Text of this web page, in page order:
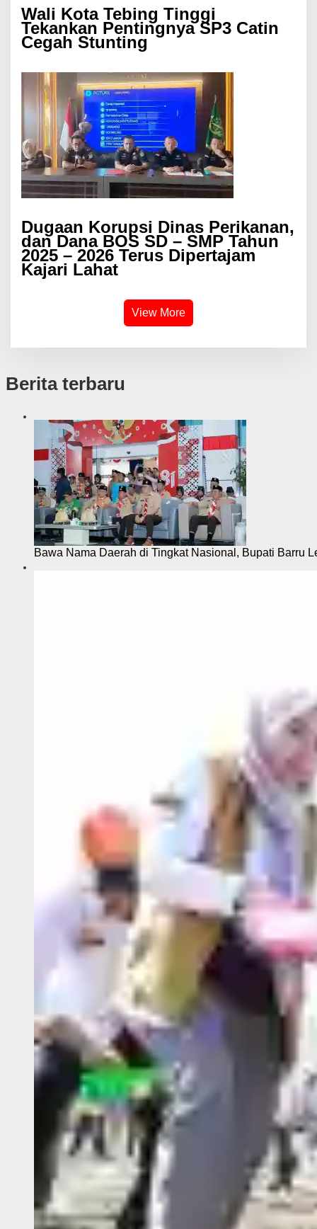
Wali Kota Tebing Tinggi
Tekankan Pentingnya SP3 Catin
Cegah Stunting
Dugaan Korupsi Dinas Perikanan,
dan Dana BOS SD – SMP Tahun
2025 – 2026 Terus Dipertajam
Kajari Lahat
View More
Berita terbaru
Bawa Nama Daerah di Tingkat Nasional, Bupati Barru